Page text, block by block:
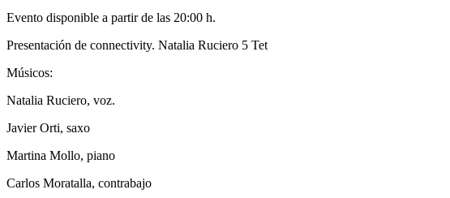
Evento disponible a partir de las 20:00 h.
Presentación de connectivity. Natalia Ruciero 5 Tet
Músicos:
Natalia Ruciero, voz.
Javier Orti, saxo
Martina Mollo, piano
Carlos Moratalla, contrabajo